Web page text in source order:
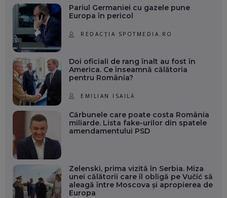
Pariul Germaniei cu gazele pune
Europa în pericol
REDACȚIA SPOTMEDIA.RO
Doi oficiali de rang înalt au fost în
America. Ce înseamnă călătoria
pentru România?
EMILIAN ISAILĂ
Cărbunele care poate costa România
miliarde. Lista fake-urilor din spatele
amendamentului PSD
Zelenski, prima vizită în Serbia. Miza
unei călătorii care îl obligă pe Vučić să
aleagă între Moscova și apropierea de
Europa